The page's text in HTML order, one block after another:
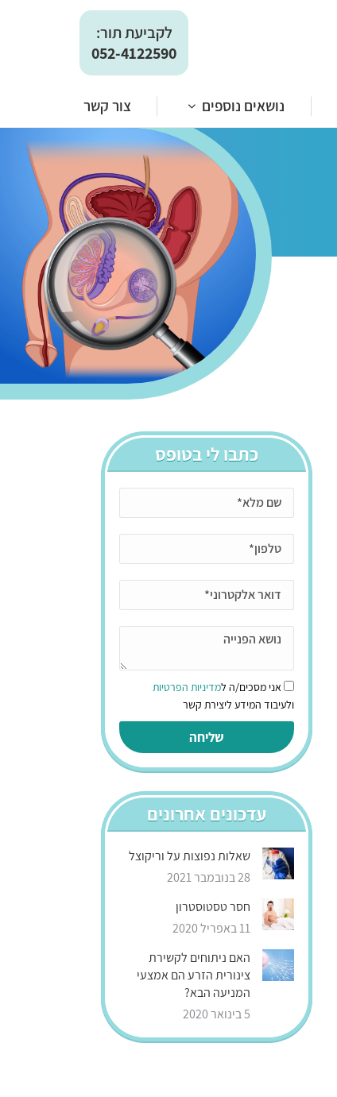
לקביעת תור:
052-4122590
נושאים נוספים צור קשר
כתבו לי בטופס
אני מסכים/ה למדיניות הפרטיות
ולעיבוד המידע ליצירת קשר
עדכונים אחרונים
שאלות נפוצות על וריקוצל
28 בנובמבר 2021
חסר טסטוסטרון
11 באפריל 2020
האם ניתוחים לקשירת
צינורית הזרע הם אמצעי
המניעה הבא?
5 בינואר 2020